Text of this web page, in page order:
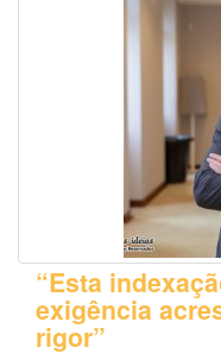
“Esta
exigência
rigor”